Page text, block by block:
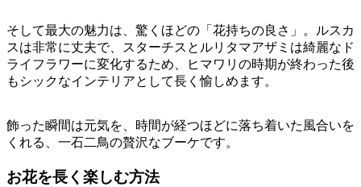
そして最大の魅力は、驚くほどの「花持ちの良さ」。ルスカ
スは非常に丈夫で、スターチスとルリタマアザミは綺麗なド
ライフラワーに変化するため、ヒマワリの時期が終わった後
もシックなインテリアとして長く愉しめます。
飾った瞬間は元気を、時間が経つほどに落ち着いた風合いを
くれる、一石二鳥の贅沢なブーケです。
お花を長く楽しむ方法